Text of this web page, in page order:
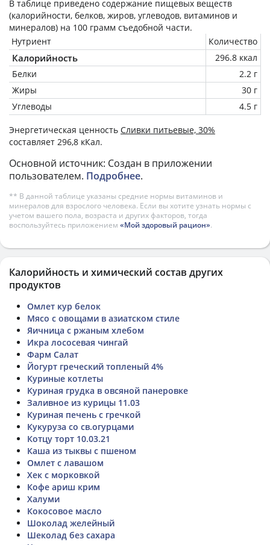
В таблице приведено содержание пищевых веществ
(калорийности, белков, жиров, углеводов, витаминов и
минералов) на 100 грамм съедобной части.
Нутриент
Количество
Калорийность
296.8 ккал
Белки
2.2 г
Жиры
30 г
Углеводы
4.5 г
Энергетическая ценность Сливки питьевые, 30%
составляет 296,8 кКал.
Основной источник: Создан в приложении
пользователем. Подробнее.
** В данной таблице указаны средние нормы витаминов и
минералов для взрослого человека. Если вы хотите узнать нормы с
учетом вашего пола, возраста и других факторов, тогда
воспользуйтесь приложением «Мой здоровый рацион».
Калорийность и химический состав других
продуктов
Омлет кур белок
Мясо с овощами в азиатском стиле
Яичница с ржаным хлебом
Икра лососевая чингай
Фарм Салат
Йогурт греческий топленый 4%
Куриные котлеты
Куриная грудка в овсяной панеровке
Заливное из курицы 11.03
Куриная печень с гречкой
Кукуруза со св.огурцами
Котцу торт 10.03.21
Каша из тыквы с пшеном
Омлет с лавашом
Хек с морковкой
Кофе ариш крим
Халуми
Кокосовое масло
Шоколад желейный
Шеколад без сахара